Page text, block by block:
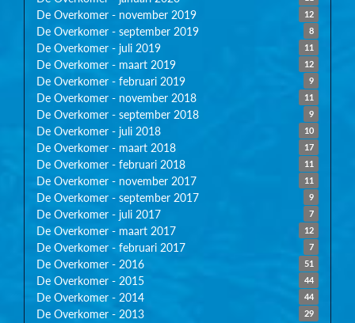
12
De Overkomer - november 2019
8
De Overkomer - september 2019
11
De Overkomer - juli 2019
12
De Overkomer - maart 2019
9
De Overkomer - februari 2019
11
De Overkomer - november 2018
9
De Overkomer - september 2018
10
De Overkomer - juli 2018
17
De Overkomer - maart 2018
11
De Overkomer - februari 2018
11
De Overkomer - november 2017
9
De Overkomer - september 2017
7
De Overkomer - juli 2017
12
De Overkomer - maart 2017
7
De Overkomer - februari 2017
51
De Overkomer - 2016
44
De Overkomer - 2015
44
De Overkomer - 2014
29
De Overkomer - 2013